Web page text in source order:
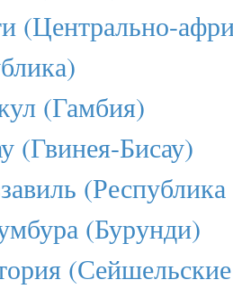
(Центрально-
(Гамбия)
(Гвинея-Бисау)
(Бурунди)